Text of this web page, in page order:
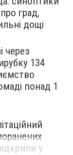
град,
дощі
через
134
понад 1
у